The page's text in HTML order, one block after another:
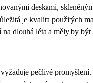
deskami,
je kvalita použitých
dlouhá léta a měly by být
pečlivé promyšlení.